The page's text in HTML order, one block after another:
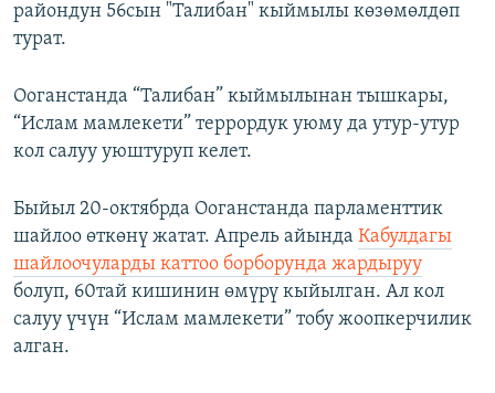
райондун 56сын "Талибан" кыймылы көзөмөлдөп
турат.
Ооганстанда “Талибан” кыймылынан тышкары,
“Ислам мамлекети” террордук уюму да утур-утур
кол салуу уюштуруп келет.
Быйыл 20-октябрда Ооганстанда парламенттик
шайлоо өткөнү жатат. Апрель айында Кабулдагы
шайлоочуларды каттоо борборунда жардыруу
болуп, 60тай кишинин өмүрү кыйылган. Ал кол
салуу үчүн “Ислам мамлекети” тобу жоопкерчилик
алган.